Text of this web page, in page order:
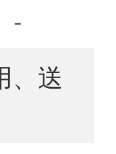
-
、送